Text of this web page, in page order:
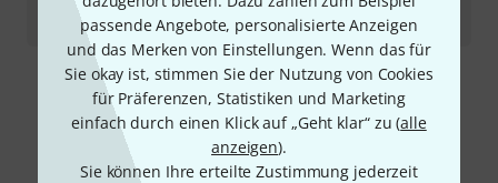
passende Angebote, personalisierte Anzeigen
und das Merken von Einstellungen. Wenn das für
Sie okay ist, stimmen Sie der Nutzung von Cookies
für Präferenzen, Statistiken und Marketing
einfach durch einen Klick auf „Geht klar“ zu (alle
anzeigen).
Sie können Ihre erteilte Zustimmung jederzeit
UVP:449,99 €
-26%
Kostenloser Versand ab 29 €
Alle Preise inkl. MwSt.